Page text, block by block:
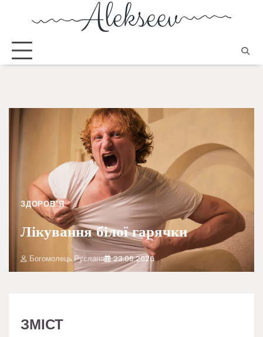
ЗДОРОВ'Я
Лікування білої гарячки
Богомолець Руслана 23.06.2026
ЗМІСТ